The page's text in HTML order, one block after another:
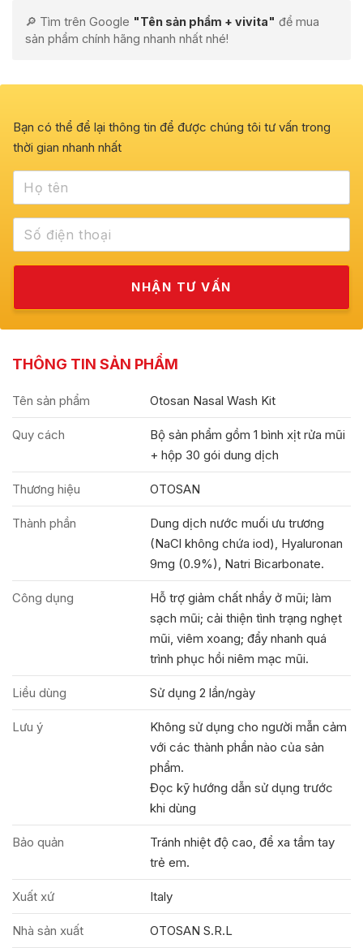
🔎 Tìm trên Google "Tên sản phẩm + vivita" để mua
sản phẩm chính hãng nhanh nhất nhé!
Bạn có thể để lại thông tin để được chúng tôi tư vấn trong
thời gian nhanh nhất
THÔNG TIN SẢN PHẨM
Tên sản phẩm Otosan Nasal Wash Kit
Quy cách
Bộ sản phẩm gồm 1 bình xịt rửa mũi
+ hộp 30 gói dung dịch
Thương hiệu OTOSAN
Thành phần
Dung dịch nước muối ưu trương
(NaCl không chứa iod), Hyaluronan
9mg (0.9%), Natri Bicarbonate.
Công dụng
Hỗ trợ giảm chất nhầy ở mũi; làm
sạch mũi; cải thiện tình trạng nghẹt
mũi, viêm xoang; đẩy nhanh quá
trình phục hồi niêm mạc mũi.
Liều dùng Sử dụng 2 lần/ngày
Lưu ý
Không sử dụng cho người mẫn cảm
với các thành phần nào của sản
phẩm.
Đọc kỹ hướng dẫn sử dụng trước
khi dùng
Bảo quản
Tránh nhiệt độ cao, để xa tầm tay
trẻ em.
Xuất xứ Italy
Nhà sản xuất OTOSAN S.R.L